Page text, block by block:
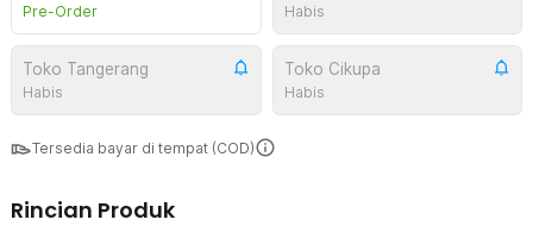
Pre-Order Habis
Toko Tangerang
Habis
Toko Cikupa
Habis
Tersedia bayar di tempat (COD)
Rincian Produk